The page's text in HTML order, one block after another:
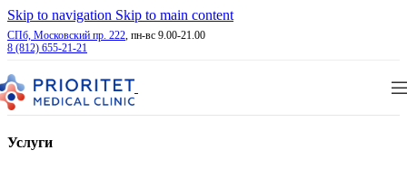
Skip to navigation Skip to main content
СПб, Московский пр. 222, пн-вс 9.00-21.00
8 (812) 655-21-21
Услуги